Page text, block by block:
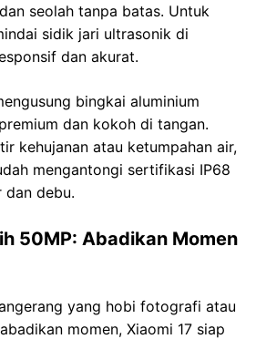
seolah tanpa batas. Untuk
sidik jari ultrasonik di
dan akurat.
bingkai aluminium
dan kokoh di tangan.
kehujanan atau ketumpahan air,
mengantongi sertifikasi IP68
dan debu.
50MP: Abadikan Momen
yang hobi fotografi atau
momen, Xiaomi 17 siap